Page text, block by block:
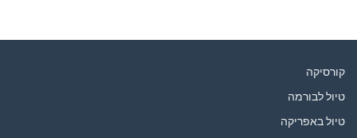
קורסיקה
טיול לבורמה
טיול באפריקה